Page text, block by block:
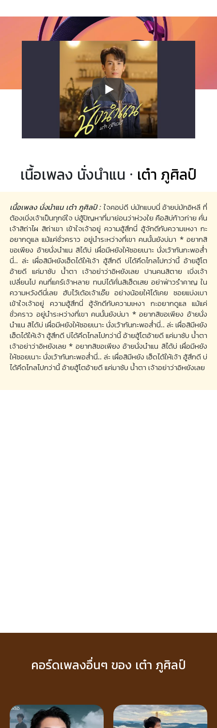
เนื้อเพลง นั่งนำแน · เต๋า ภูศิลป์
เนื้อเพลง นั่งนำแน เต๋า ภูศิลป์ : ใจคอบ่ดี บ่มักแบบนี่ อ้ายบ่มักอิหลี ที่
ต้องเบิ่งเจ้าเป็นทุกข์ใจ บ่ฮู้ปัญหาที่มาย่อนว่าห่วงใย คือสิบ่ก้าวก่าย คั่น
เจ้าสิถ่าไผ สิถ่าเขา เข้าใจเจ้าอยู่ ความฮู้สึกนี่ ฮู้จักดีกับความเหงา กะ
อยากดูแล แม้แค่ชั่วคราว อยู่นำระหว่างที่เขา คนนั้นยังบ่มา * อยากสิ
ขอเพียง อ้ายนั่งนำแน สิได้บ่ เผื่อมีหยังให้ซอยเนาะ นั่งเว้ากันกะพอส่ำ
นี่.. ล่ะ เผื่อสิมีหยังเฮ็ดได้ให้เจ้า ฮู้สึกดี บ่ได้คึดไกลไปกว่านี้ อ้ายฮู้โต
อ้ายดี แค่มาซับ น้ำตา เจ้าอย่าว่าอิหยังเลย ปานคนสิตาย เบิ่งเจ้า
เปลี่ยนไป คนที่แคร์เจ้าหลาย ทนบ่ได้คั่นสิเฮ็ดเสย อย่าฟ่าวรำคาญ ใน
ความหวังดีนี่เลย ฮับไว้เด้อเจ้าเอ๊ย อย่างน้อยให้ได้เคย ซอยแบ่งเบา
เข้าใจเจ้าอยู่ ความฮู้สึกนี่ ฮู้จักดีกับความเหงา กะอยากดูแล แม้แค่
ชั่วคราว อยู่นำระหว่างที่เขา คนนั้นยังบ่มา * อยากสิขอเพียง อ้ายนั่ง
นำแน สิได้บ่ เผื่อมีหยังให้ซอยเนาะ นั่งเว้ากันกะพอส่ำนี่.. ล่ะ เผื่อสิมีหยัง
เฮ็ดได้ให้เจ้า ฮู้สึกดี บ่ได้คึดไกลไปกว่านี้ อ้ายฮู้โตอ้ายดี แค่มาซับ น้ำตา
เจ้าอย่าว่าอิหยังเลย * อยากสิขอเพียง อ้ายนั่งนำแน สิได้บ่ เผื่อมีหยัง
ให้ซอยเนาะ นั่งเว้ากันกะพอส่ำนี่.. ล่ะ เผื่อสิมีหยัง เฮ็ดได้ให้เจ้า ฮู้สึกดี บ่
ได้คึดไกลไปกว่านี้ อ้ายฮู้โตอ้ายดี แค่มาซับ น้ำตา เจ้าอย่าว่าอิหยังเลย
คอร์ดเพลงอื่นๆ ของ เต๋า ภูศิลป์